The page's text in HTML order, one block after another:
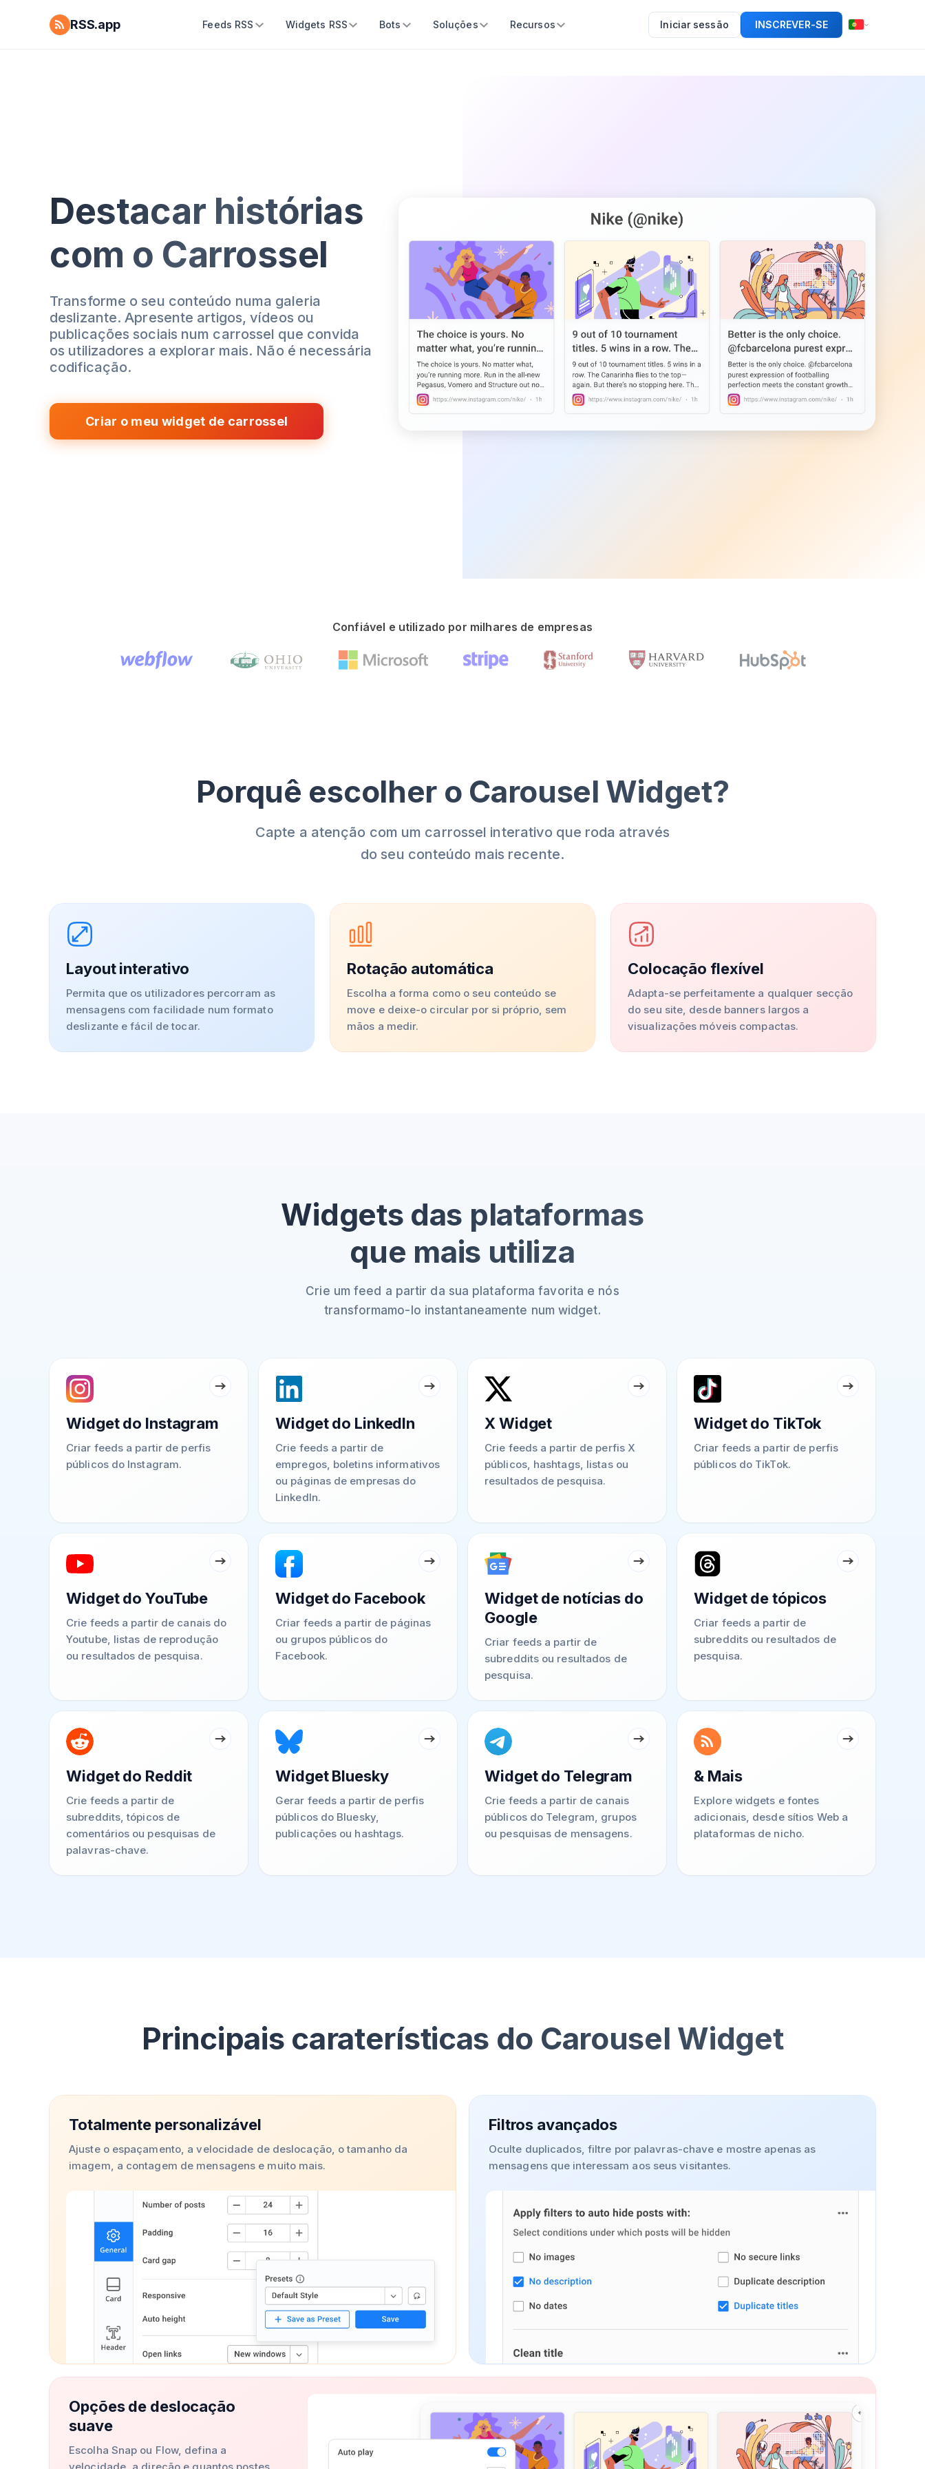
RSS.app Feeds RSS Widgets RSS Bots Soluções Recursos Iniciar sessão INSCREVER-SE
Destacar histórias
com o Carrossel
Transforme o seu conteúdo numa galeria
deslizante. Apresente artigos, vídeos ou
publicações sociais num carrossel que convida
os utilizadores a explorar mais. Não é necessária
codificação.
Criar o meu widget de carrossel
Confiável e utilizado por milhares de empresas
Porquê escolher o Carousel Widget?
Capte a atenção com um carrossel interativo que roda através
do seu conteúdo mais recente.
Layout interativo
Permita que os utilizadores percorram as
mensagens com facilidade num formato
deslizante e fácil de tocar.
Rotação automática
Escolha a forma como o seu conteúdo se
move e deixe-o circular por si próprio, sem
mãos a medir.
Colocação flexível
Adapta-se perfeitamente a qualquer secção
do seu site, desde banners largos a
visualizações móveis compactas.
Widgets das plataformas
que mais utiliza
Crie um feed a partir da sua plataforma favorita e nós
transformamo-lo instantaneamente num widget.
Widget do Instagram
Criar feeds a partir de perfis
públicos do Instagram.
Widget do LinkedIn
Crie feeds a partir de
empregos, boletins informativos
ou páginas de empresas do
LinkedIn.
X Widget
Crie feeds a partir de perfis X
públicos, hashtags, listas ou
resultados de pesquisa.
Widget do TikTok
Criar feeds a partir de perfis
públicos do TikTok.
Widget do YouTube
Crie feeds a partir de canais do
Youtube, listas de reprodução
ou resultados de pesquisa.
Widget do Facebook
Criar feeds a partir de páginas
ou grupos públicos do
Facebook.
Widget de notícias do
Google
Criar feeds a partir de
subreddits ou resultados de
pesquisa.
Widget de tópicos
Criar feeds a partir de
subreddits ou resultados de
pesquisa.
Widget do Reddit
Crie feeds a partir de
subreddits, tópicos de
comentários ou pesquisas de
palavras-chave.
Widget Bluesky
Gerar feeds a partir de perfis
públicos do Bluesky,
publicações ou hashtags.
Widget do Telegram
Crie feeds a partir de canais
públicos do Telegram, grupos
ou pesquisas de mensagens.
& Mais
Explore widgets e fontes
adicionais, desde sítios Web a
plataformas de nicho.
Principais caraterísticas do Carousel Widget
Totalmente personalizável
Ajuste o espaçamento, a velocidade de deslocação, o tamanho da
imagem, a contagem de mensagens e muito mais.
Filtros avançados
Oculte duplicados, filtre por palavras-chave e mostre apenas as
mensagens que interessam aos seus visitantes.
Opções de deslocação
suave
Escolha Snap ou Flow, defina a